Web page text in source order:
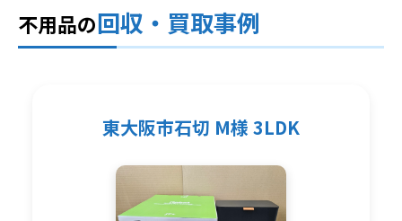
不用品の回収・買取事例
東大阪市石切 M様 3LDK